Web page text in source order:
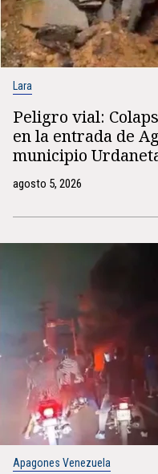
Lara
Peligro vial:
en la entrada de
municipio
agosto 5, 2026
Apagones Venezuela